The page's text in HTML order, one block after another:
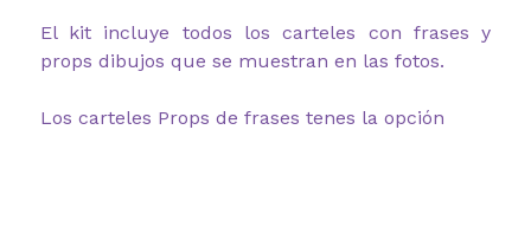
El kit incluye todos los carteles con frases y
props dibujos que se muestran en las fotos.
Los carteles Props de frases tenes la opción